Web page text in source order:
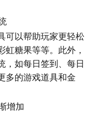
可以帮助玩家更轻松
虹糖果等等。此外，
，如每日签到、每日
多的游戏道具和金
增加